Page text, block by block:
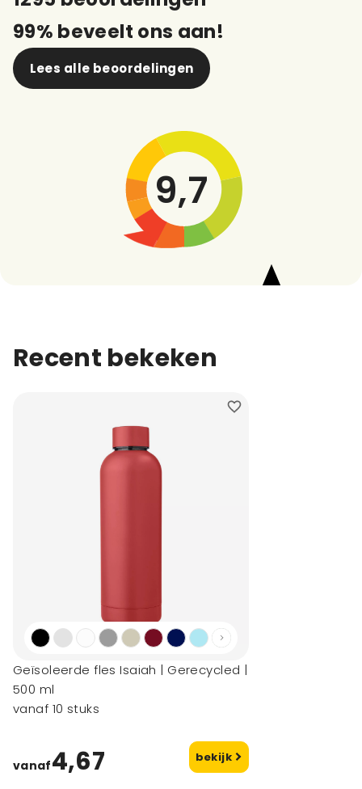
99% beveelt ons aan!
Lees alle beoordelingen
9,7
Recent bekeken
Geïsoleerde fles Isaiah | Gerecycled |
500 ml
vanaf 10 stuks
vanaf4,67 bekijk